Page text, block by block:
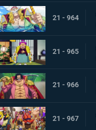
21 - 964
21 - 965
21 - 966
21 - 967